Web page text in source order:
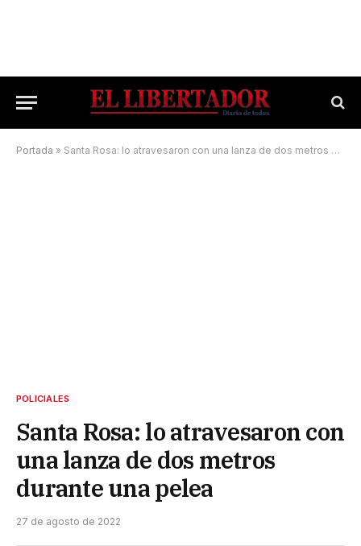
Portada » Santa Rosa: lo atravesaron con una lanza de dos metros durante una pelea
POLICIALES
Santa Rosa: lo atravesaron con
una lanza de dos metros
durante una pelea
27 de agosto de 2022